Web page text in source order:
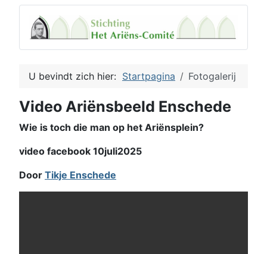
U bevindt zich hier: Startpagina Fotogalerij
Video Ariënsbeeld Enschede
Wie is toch die man op het Ariënsplein?
video facebook 10juli2025
Door Tikje Enschede